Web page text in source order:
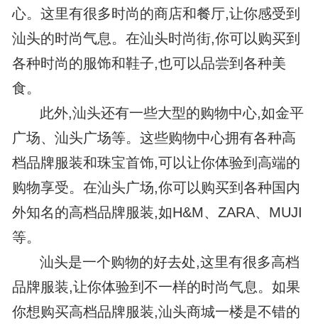
心。这里有很多时尚的商店和餐厅,让你感受到
汕头的时尚气息。在汕头时尚街,你可以购买到
各种时尚的服饰和鞋子,也可以品尝到各种美
食。
此外,汕头还有一些大型的购物中心,如金平
广场、汕头广场等。这些购物中心拥有各种高
档品牌服装和珠宝首饰,可以让你体验到高端的
购物享受。在汕头广场,你可以购买到各种国内
外知名的高档品牌服装,如H&M、ZARA、MUJI
等。
汕头是一个购物的好去处,这里有很多高档
品牌服装,让你体验到不一样的时尚气息。如果
你想购买高档品牌服装,汕头商城一楼是不错的